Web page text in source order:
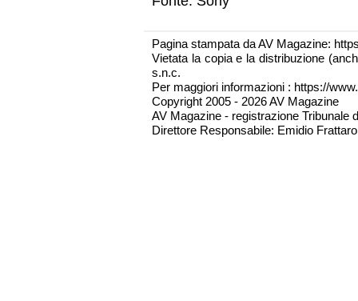
Pagina stampata da AV Magazine:
Vietata la copia e la distribuzione
s.n.c.
Per maggiori informazioni : https://
Copyright 2005 - 2026 AV Magazine
AV Magazine - registrazione Tribunale
Direttore Responsabile: Emidio